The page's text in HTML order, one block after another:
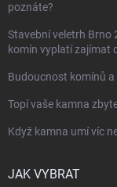
poznáte?
Stavební veletrh Brno
komín vyplatí zajímat
Budoucnost komínů
Topí vaše kamna
Když kamna umí víc
JAK VYBRAT